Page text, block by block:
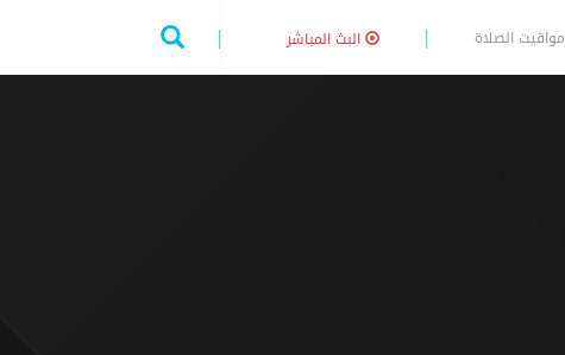
مواقيت الصلاة البث المباشر